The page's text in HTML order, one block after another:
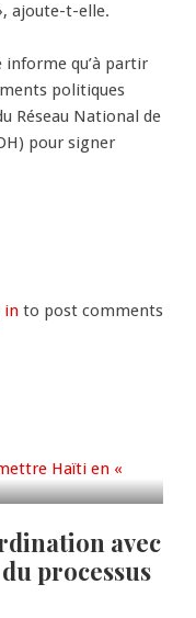
ajoute-t-elle.
informe qu’à partir
politiques
Réseau National de
pour signer
in to post comments
électoral
avec
processus